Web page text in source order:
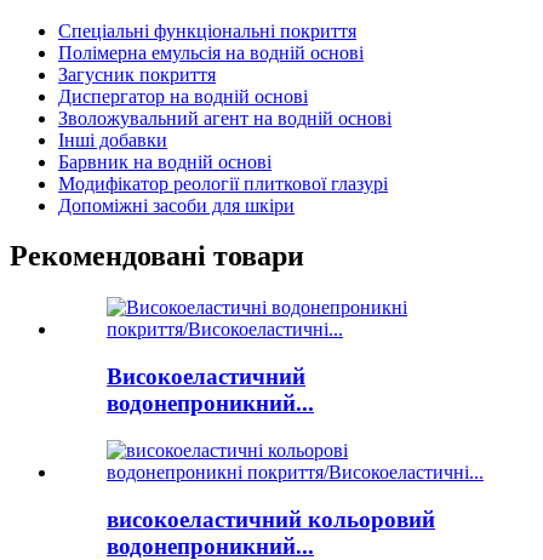
Спеціальні функціональні покриття
Полімерна емульсія на водній основі
Загусник покриття
Диспергатор на водній основі
Зволожувальний агент на водній основі
Інші добавки
Барвник на водній основі
Модифікатор реології плиткової глазурі
Допоміжні засоби для шкіри
Рекомендовані товари
Високоеластичний
водонепроникний...
високоеластичний кольоровий
водонепроникний...